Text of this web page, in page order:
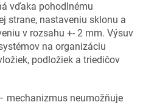
vďaka pohodlnému
strane, nastaveniu sklonu a
v rozsahu +- 2 mm. Výsuv
na organizáciu
podložiek a triedičov
mechanizmus neumožňuje